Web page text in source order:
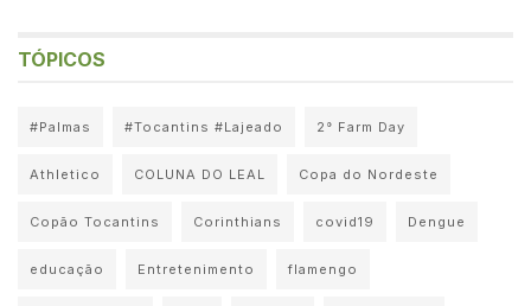
TÓPICOS
#Palmas #Tocantins #Lajeado 2° Farm Day
Athletico COLUNA DO LEAL Copa do Nordeste
Copão Tocantins Corinthians covid19 Dengue
educação Entretenimento flamengo